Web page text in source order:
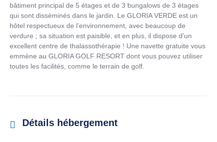
bâtiment principal de 5 étages et de 3 bungalows de 3 étages
qui sont disséminés dans le jardin. Le GLORIA VERDE est un
hôtel respectueux de l’environnement, avec beaucoup de
verdure ; sa situation est paisible, et en plus, il dispose d’un
excellent centre de thalassothérapie ! Une navette gratuite vous
emmène au GLORIA GOLF RESORT dont vous pouvez utiliser
toutes les facilités, comme le terrain de golf.
Détails hébergement